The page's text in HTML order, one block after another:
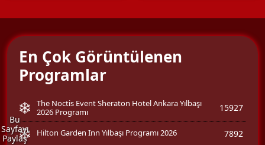
Bu
Sayfayı
Paylaş
En Çok Görüntülenen
Programlar
The Noctis Event Sheraton Hotel Ankara Yılbaşı
2026 Programı
15927
Hilton Garden Inn Yılbaşı Programı 2026 7892